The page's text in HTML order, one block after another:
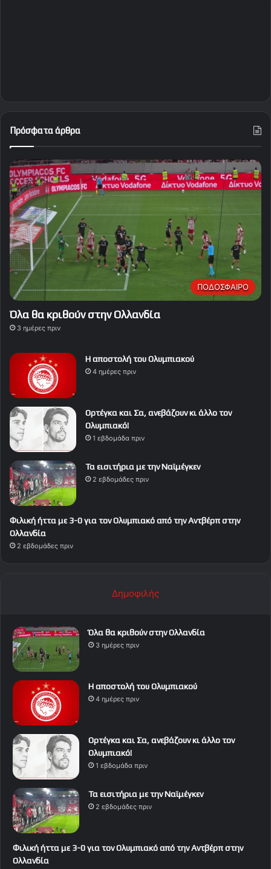
Πρόσφατα άρθρα
ΠΟΔΟΣΦΑΙΡΟ
Όλα θα κριθούν στην Ολλανδία
3 ημέρες πριν
Η αποστολή του Ολυμπιακού
4 ημέρες πριν
Ορτέγκα και Σα, ανεβάζουν κι άλλο τον
Ολυμπιακό!
1 εβδομάδα πριν
Τα εισιτήρια με την Ναϊμέγκεν
2 εβδομάδες πριν
Φιλική ήττα με 3-0 για τον Ολυμπιακό από την Αντβέρπ στην
Ολλανδία
2 εβδομάδες πριν
Δημοφιλής
Όλα θα κριθούν στην Ολλανδία
3 ημέρες πριν
Η αποστολή του Ολυμπιακού
4 ημέρες πριν
Ορτέγκα και Σα, ανεβάζουν κι άλλο τον
Ολυμπιακό!
1 εβδομάδα πριν
Τα εισιτήρια με την Ναϊμέγκεν
2 εβδομάδες πριν
Φιλική ήττα με 3-0 για τον Ολυμπιακό από την Αντβέρπ στην
Ολλανδία